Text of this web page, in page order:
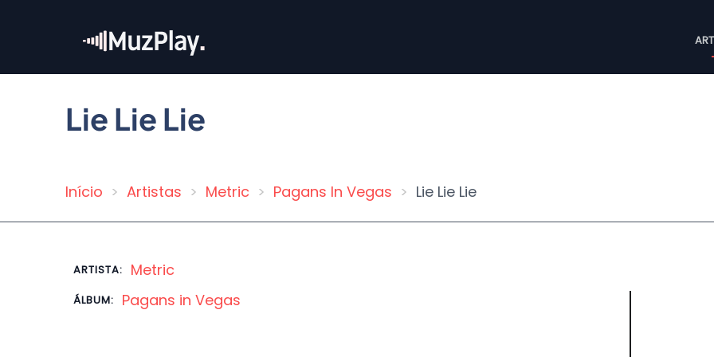
conteúdo
Lie Lie Lie
Trilha
navegação
Início Artistas Metric Pagans In Vegas Lie Lie Lie
ARTISTA: Metric
ÁLBUM: Pagans in Vegas